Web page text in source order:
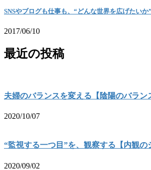
SNSやブログも仕事も、“どんな世界を広げたいか
2017/06/10
最近の投稿
夫婦のバランスを変える【陰陽のバラン
2020/10/07
“監視する一つ目”を、観察する【内観の
2020/09/02